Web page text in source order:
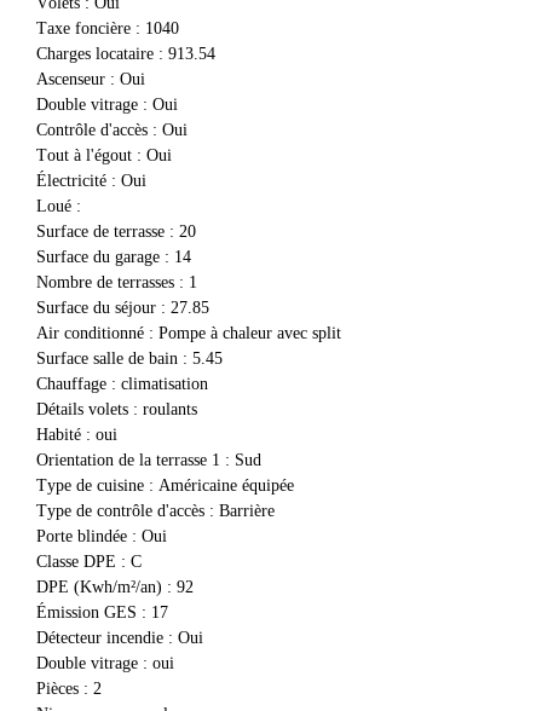
Taxe foncière: 1040
Charges locataire: 913.54
Ascenseur: Oui
Double vitrage: Oui
Contrôle d'accès: Oui
Tout à l'égout: Oui
Électricité: Oui
Loué:
Surface de terrasse: 20
Surface du garage: 14
Nombre de terrasses: 1
Surface du séjour: 27.85
Air conditionné: Pompe à chaleur avec split
Surface salle de bain : 5.45
Chauffage: climatisation
détails volets: roulants
Habité: oui
orientation de la terrasse 1 : Sud
Type de cuisine: Américaine équipée
Type de contrôle d'accès: Barrière
Porte blindée: Oui
Classe DPE : C
DPE (Kwh/m²/an) : 92
Émission GES : 17
Détecteur incendie: Oui
Double vitrage: oui
Pièces: 2